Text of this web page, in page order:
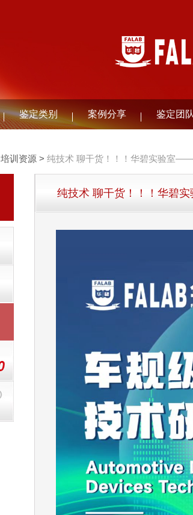
鉴定类别 案例分享 鉴定团队
培训资源 > 纯技术 聊干货！！！华碧实验室
纯技术 聊干货！！！华碧